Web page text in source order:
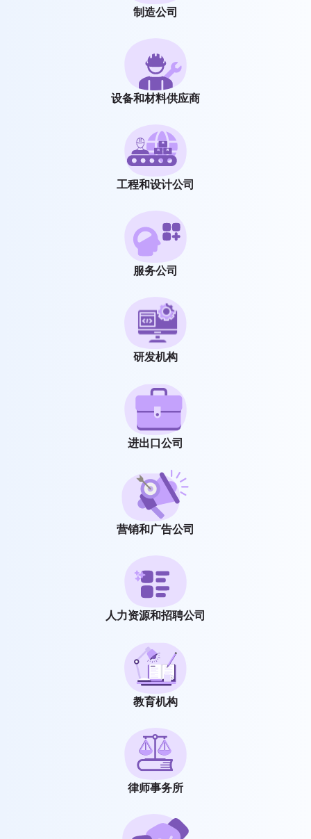
制造公司
设备和材料供应商
工程和设计公司
服务公司
研发机构
进出口公司
营销和广告公司
人力资源和招聘公司
教育机构
律师事务所